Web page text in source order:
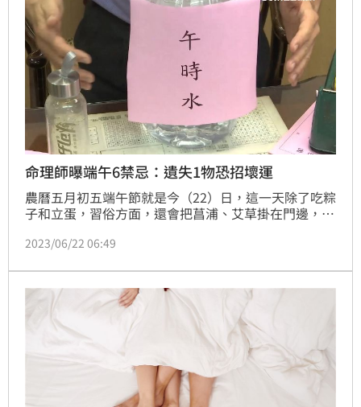
命理師曝端午6禁忌：遺失1物恐招壞運
農曆五月初五端午節就是今（22）日，這一天除了吃粽
子和立蛋，習俗方面，還會把菖浦、艾草掛在門邊，藉
些禁忌，對此，詹富老師透露，端午是一年陽氣最旺的
霉頭、若1樣東西遺失可能會招壞運，建議大家多加注
意，以免樂極生悲。
2023/06/22 06:49